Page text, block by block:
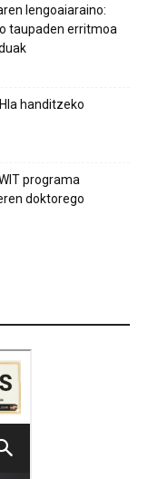
lengoaiaraino:
taupaden erritmoa
handitzeko
programa
doktorego